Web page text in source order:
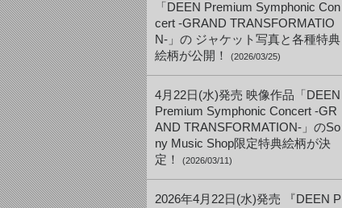
「DEEN Premium Symphonic Con
cert -GRAND TRANSFORMATIO
N-」の ジャケット写真と各種特典
絵柄が公開！
(2026/03/25)
4月22日(水)発売 映像作品「DEEN
Premium Symphonic Concert -GR
AND TRANSFORMATION-」のSo
ny Music Shop限定特典絵柄が決
定！
(2026/03/11)
2026年4月22日(水)発売 『DEEN P